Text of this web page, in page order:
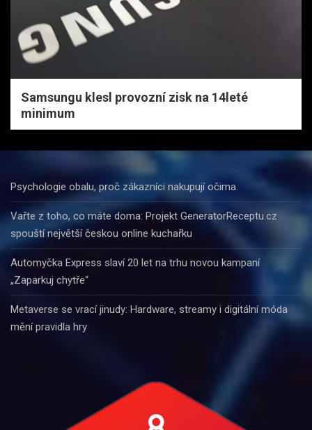
Samsungu klesl provozní zisk na 14leté
minimum
Psychologie obalu, proč zákazníci nakupují očima.
Vařte z toho, co máte doma: Projekt GeneratorReceptu.cz
spouští největší českou online kuchařku
Automyčka Express slaví 20 let na trhu novou kampaní
„Zaparkuj chytře“
Metaverse se vrací jinudy: Hardware, streamy i digitální móda
mění pravidla hry